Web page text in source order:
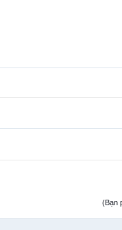
(Bạn